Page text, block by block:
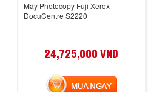
Máy Photocopy Fuji Xerox
DocuCentre S2220
24,725,000 VND
MUA NGAY